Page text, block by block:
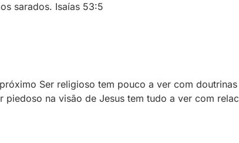
sarados. Isaías 53:5
Ser religioso tem pouco a ver com
na visão de Jesus tem tudo a ver com